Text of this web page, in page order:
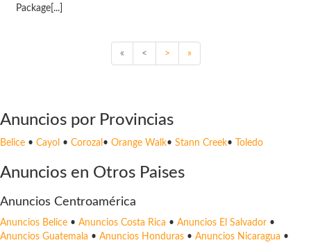
Package[...]
« < > »
Anuncios por Provincias
Belice • Cayol • Corozal • Orange Walk• Stann Creek• Toledo
Anuncios en Otros Paises
Anuncios Centroamérica
Anuncios Belice • Anuncios Costa Rica • Anuncios El Salvador •
Anuncios Guatemala • Anuncios Honduras • Anuncios Nicaragua •